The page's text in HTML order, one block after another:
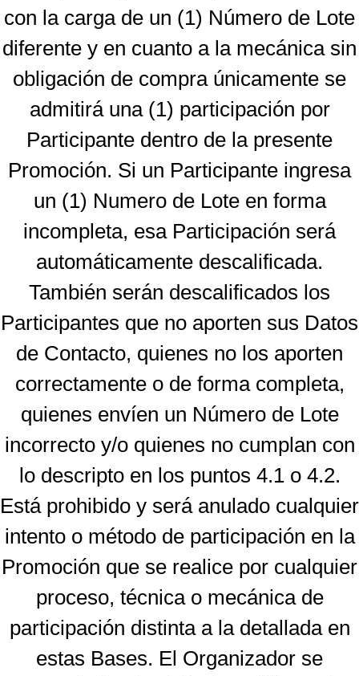
con la carga de un (1) Número de Lote
diferente y en cuanto a la mecánica sin
obligación de compra únicamente se
admitirá una (1) participación por
Participante dentro de la presente
Promoción. Si un Participante ingresa
un (1) Numero de Lote en forma
incompleta, esa Participación será
automáticamente descalificada.
También serán descalificados los
Participantes que no aporten sus Datos
de Contacto, quienes no los aporten
correctamente o de forma completa,
quienes envíen un Número de Lote
incorrecto y/o quienes no cumplan con
lo descripto en los puntos 4.1 o 4.2.
Está prohibido y será anulado cualquier
intento o método de participación en la
Promoción que se realice por cualquier
proceso, técnica o mecánica de
participación distinta a la detallada en
estas Bases. El Organizador se